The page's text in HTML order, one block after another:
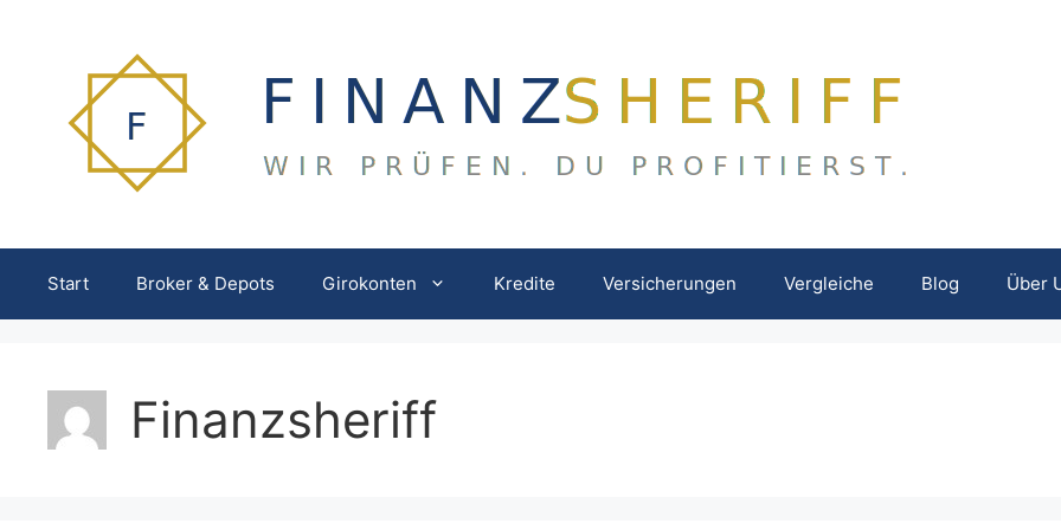
Start Broker & Depots Girokonten Kredite Versicherungen Vergleiche Blog Über
Finanzsheriff